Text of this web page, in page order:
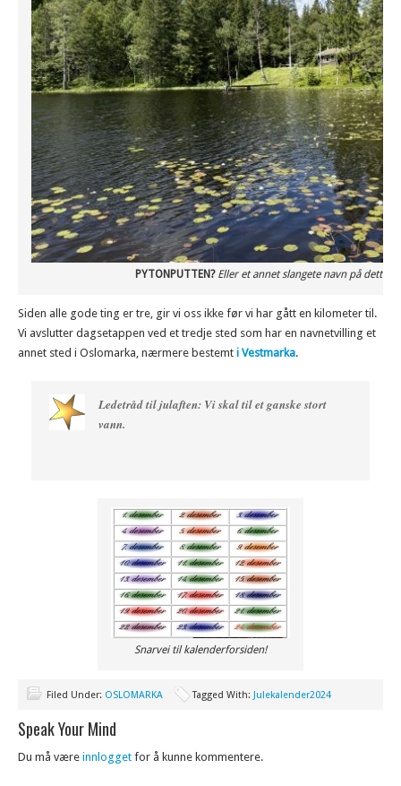
PYTONPUTTEN? Eller et annet slangete navn på dette
Siden alle gode ting er tre, gir vi oss ikke før vi har gått en kilometer til.
Vi avslutter dagsetappen ved et tredje sted som har en navnetvilling et
annet sted i Oslomarka, nærmere bestemt i Vestmarka.
Ledetråd til julaften: Vi skal til et ganske stort
vann.
Snarvei til kalenderforsiden!
Filed Under: OSLOMARKA Tagged With: Julekalender2024
Speak Your Mind
Du må være innlogget for å kunne kommentere.